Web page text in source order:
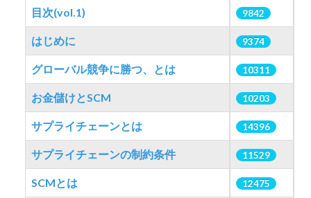
LINKEDIN
PARTNERS
目次(vol.1) 9842
はじめに 9374
グローバル競争に勝つ、とは 10311
お金儲けとSCM 10203
サプライチェーンとは 14396
サプライチェーンの制約条件 11529
SCMとは 12475